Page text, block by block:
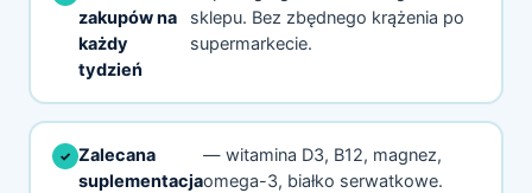
zakupów na
każdy
tydzień
sklepu. Bez zbędnego krążenia po
supermarkecie.
Zalecana
suplementacja
— witamina D3, B12, magnez,
omega-3, białko serwatkowe.